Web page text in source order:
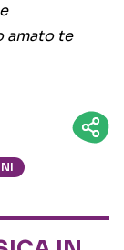
amato te